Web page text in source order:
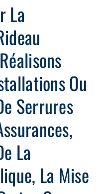
La
Ou
Serrures
La
La Mise